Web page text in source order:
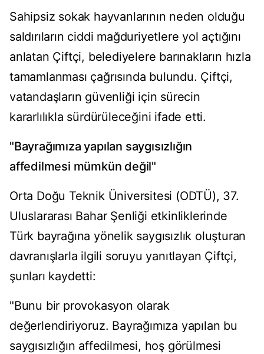
Sahipsiz sokak hayvanlarının neden olduğu
saldırıların ciddi mağduriyetlere yol açtığını
anlatan Çiftçi, belediyelere barınakların hızla
tamamlanması çağrısında bulundu. Çiftçi,
vatandaşların güvenliği için sürecin
kararlılıkla sürdürüleceğini ifade etti.
"Bayrağımıza yapılan saygısızlığın
affedilmesi mümkün değil"
Orta Doğu Teknik Üniversitesi (ODTÜ), 37.
Uluslararası Bahar Şenliği etkinliklerinde
Türk bayrağına yönelik saygısızlık oluşturan
davranışlarla ilgili soruyu yanıtlayan Çiftçi,
şunları kaydetti:
"Bunu bir provokasyon olarak
değerlendiriyoruz. Bayrağımıza yapılan bu
saygısızlığın affedilmesi, hoş görülmesi